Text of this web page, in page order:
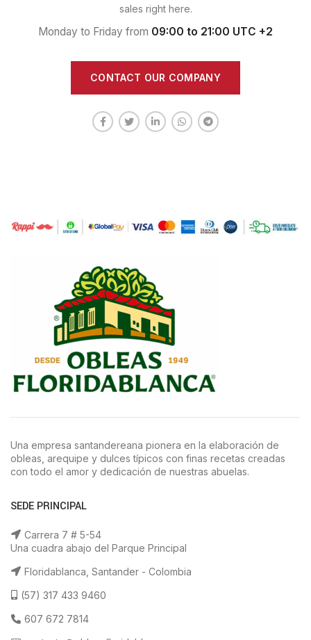
sales right here.
Monday to Friday from 09:00 to 21:00 UTC +2
CONTACT OUR COMPANY
Una empresa santandereana pionera en la elaboración de
obleas, arequipe y dulces típicos con finas recetas creadas
con todo el amor y dedicación de nuestras abuelas.
SEDE PRINCIPAL
Carrera 7 # 5-54
Una cuadra abajo del Parque Principal
Floridablanca, Santander - Colombia
(57) 317 433 9460
607 672 7814